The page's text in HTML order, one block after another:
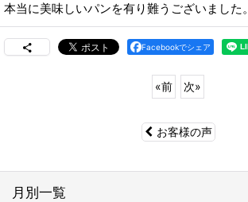
本当に美味しいパンを有り難うございました。
Facebookでシェア
«前 次»
お客様の声
月別一覧